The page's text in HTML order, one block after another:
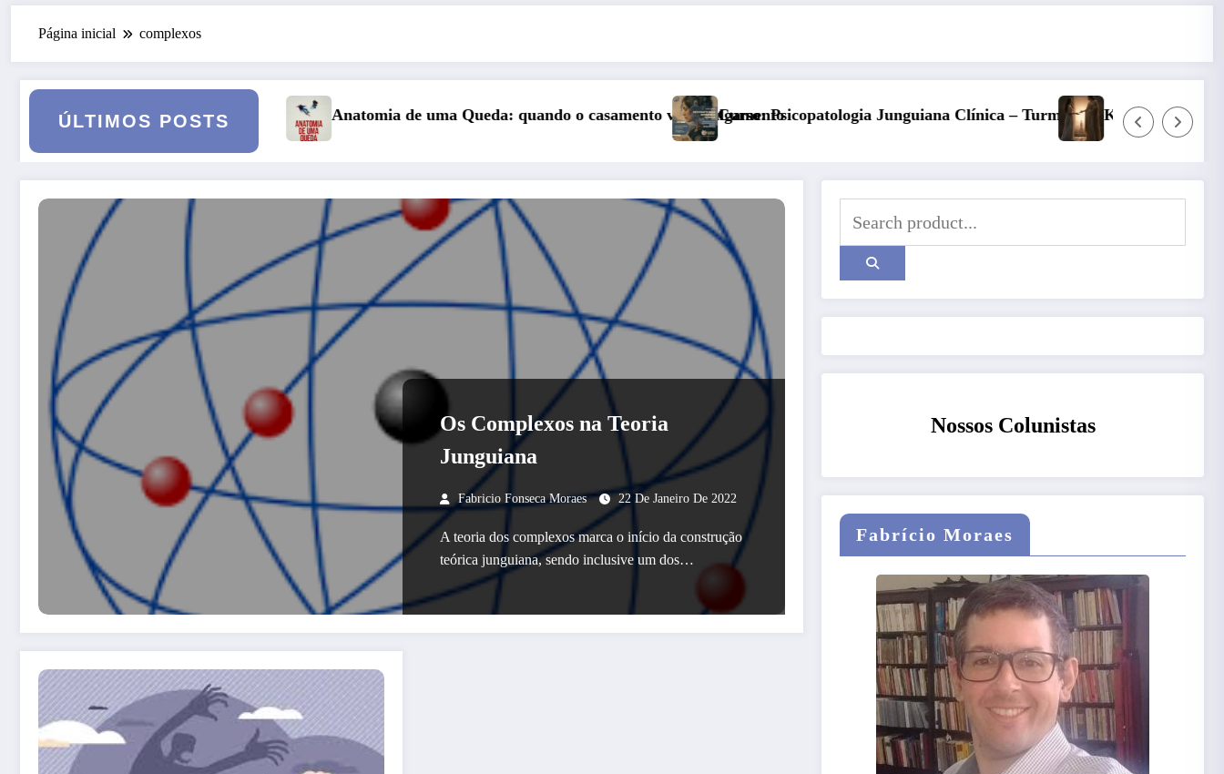
Página inicial complexos
ÚLTIMOS POSTS
Anatomia de uma Queda: quando o casamento vai a julgamentoCurso: Psicopatologia Junguiana Clínica – Turma 6 Kore, Deméter e o inverno: a fertilidade das
Os Complexos na Teoria
Junguiana
Fabricio Fonseca Moraes 22 De Janeiro De 2022
A teoria dos complexos marca o início da construção
teórica junguiana, sendo inclusive um dos…
Nossos Colunistas
Fabrício Moraes